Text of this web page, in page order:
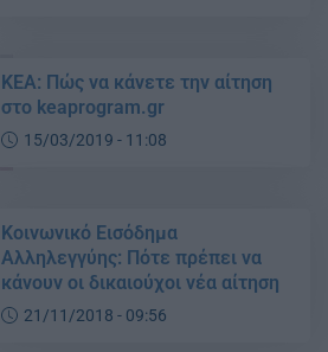
ΚΕΑ: Πώς να κάνετε την αίτηση
στο keaprogram.gr
15/03/2019 - 11:08
Κοινωνικό Εισόδημα
Αλληλεγγύης: Πότε πρέπει να
κάνουν οι δικαιούχοι νέα αίτηση
21/11/2018 - 09:56